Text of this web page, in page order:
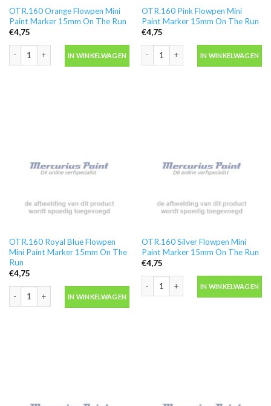
OTR.160 Orange Flowpen Mini
Paint Marker 15mm On The Run
€4,75
IN WINKELWAGEN
OTR.160 Pink Flowpen Mini
Paint Marker 15mm On The Run
€4,75
IN WINKELWAGEN
OTR.160 Royal Blue Flowpen
Mini Paint Marker 15mm On The
Run
€4,75
OTR.160 Royal Blue Flowpen Mini Paint Marker 15mm On The Run aantal
IN WINKELWAGEN
OTR.160 Silver Flowpen Mini
Paint Marker 15mm On The Run
€4,75
OTR.160 Silver Flowpen Mini Paint
IN WINKELWAGEN